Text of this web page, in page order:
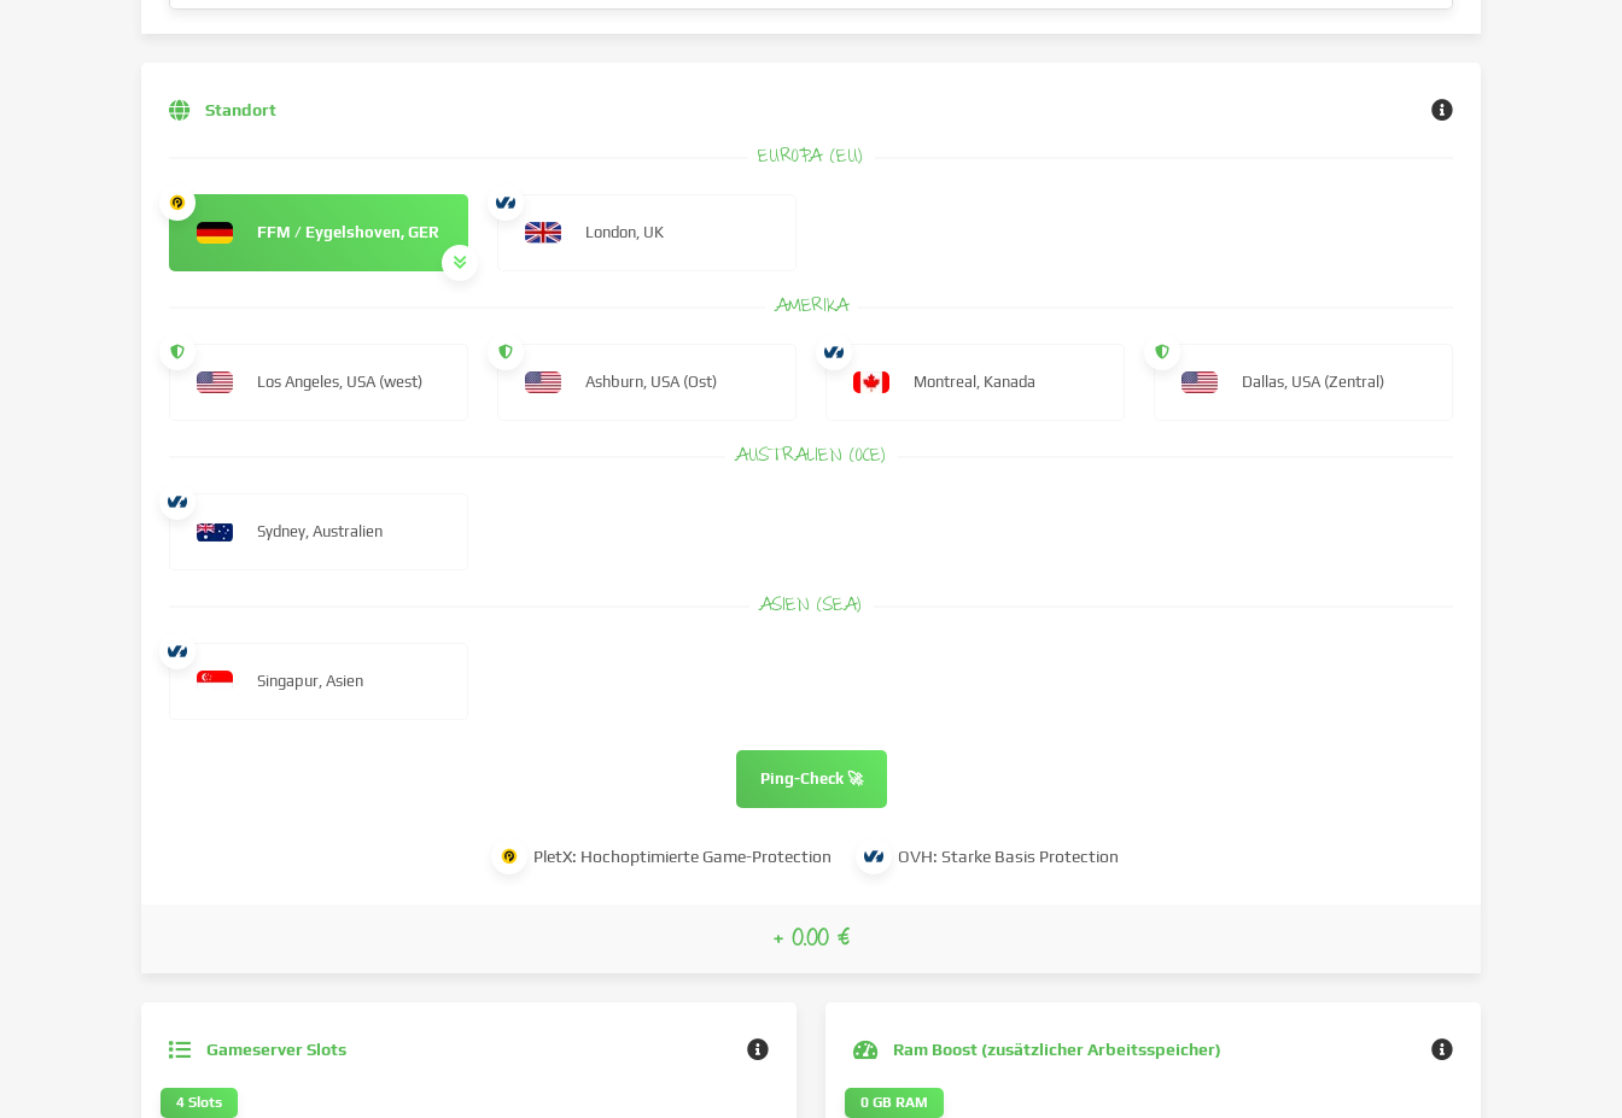
Gameserver Slots
4 Slots
Standort
EUROPA (EU)
FFM / Eygelshoven, GER London, UK
AMERIKA
Los Angeles, USA (west) Ashburn, USA (Ost) Montreal, Kanada Dallas, USA (Zentral)
AUSTRALIEN (OCE)
Sydney, Australien
ASIEN (SEA)
Singapur, Asien
Ping-Check 🚀
PletX: Hochoptimierte Game-Protection OVH: Starke Basis Protection
+ 0.00 €
Ram Boost (zusätzlicher Arbeitsspeicher)
0 GB RAM